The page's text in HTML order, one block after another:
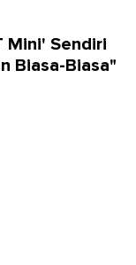
Mini' Sendiri
Biasa-Biasa"